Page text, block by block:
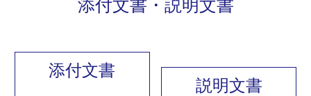
添付文書・説明文書
添付文書
説明文書